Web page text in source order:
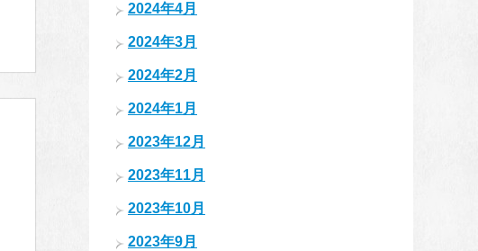
2024年4月
2024年3月
2024年2月
2024年1月
2023年12月
2023年11月
2023年10月
2023年9月